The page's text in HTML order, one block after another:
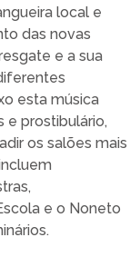
local e
das novas
e a sua
esta música
e prostibulário,
os salões mais
e o Noneto